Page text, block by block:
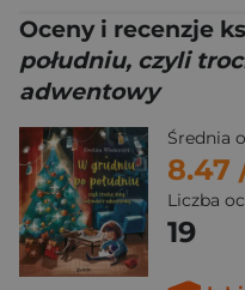
Oceny i recenzje
południu, czyli
adwentowy
Średnia
8.47
Liczba
19